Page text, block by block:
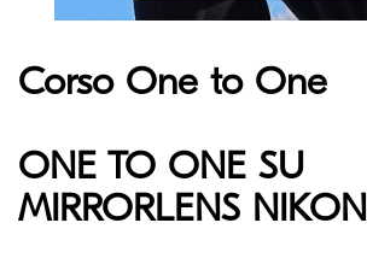
Corso One to One
ONE TO ONE SU
MIRRORLENS NIKON